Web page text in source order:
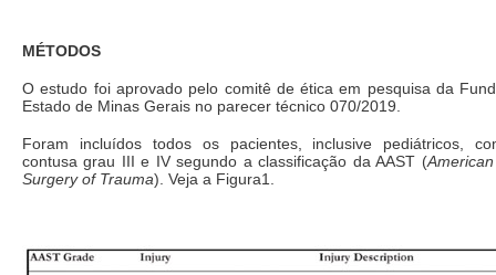
MÉTODOS
O estudo foi aprovado pelo comitê de ética em pesquisa da
Estado de Minas Gerais no parecer técnico 070/2019.
Foram incluídos todos os pacientes, inclusive pediátricos,
contusa grau III e IV segundo a classificação da AAST (
Surgery of Trauma). Veja a Figura1.